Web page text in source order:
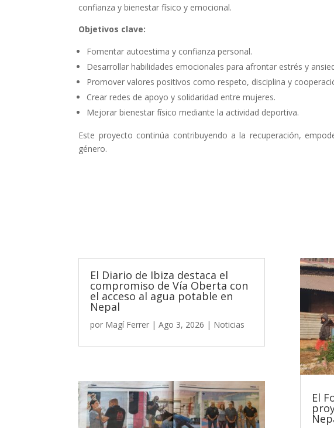
confianza y bienestar físico y emocional.
Objetivos clave:
Fomentar autoestima y confianza personal.
Desarrollar habilidades emocionales para afrontar estrés y
Promover valores positivos como respeto, disciplina y
Crear redes de apoyo y solidaridad entre mujeres.
Mejorar bienestar físico mediante la actividad deportiva.
Este proyecto continúa contribuyendo a la recuperación,
género.
El Diario de Ibiza destaca el
compromiso de Vía Oberta con
el acceso al agua potable en
Nepal
por Magí Ferrer |Ago 3, 2026 | Noticias
El